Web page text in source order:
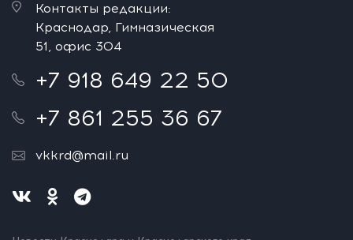
Контакты редакции:
Краснодар, Гимназическая
51, офис 304
+7 918 649 22 50
+7 861 255 36 67
vkkrd@mail.ru